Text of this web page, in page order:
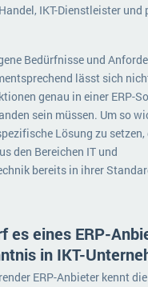
IKT-Dienstleister und
Bedürfnisse und
lässt sich
genau in einer ERP-
sein müssen. Um so
Lösung zu setzen,
den Bereichen IT und
bereits in ihrer
es eines ERP-
in IKT-
ERP-Anbieter kennt die